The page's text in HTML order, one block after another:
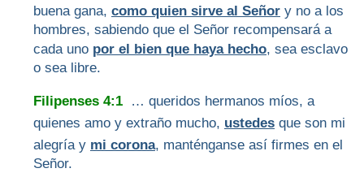
buena gana, como quien sirve al Señor y no a los
hombres, sabiendo que el Señor recompensará a
cada uno por el bien que haya hecho, sea esclavo
o sea libre.
Filipenses 4:1 … queridos hermanos míos, a
quienes amo y extraño mucho, ustedes que son mi
alegría y mi corona, manténganse así firmes en el
Señor.